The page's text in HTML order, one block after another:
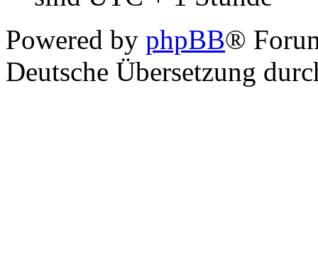
Powered by phpBB®
Deutsche Übersetzung